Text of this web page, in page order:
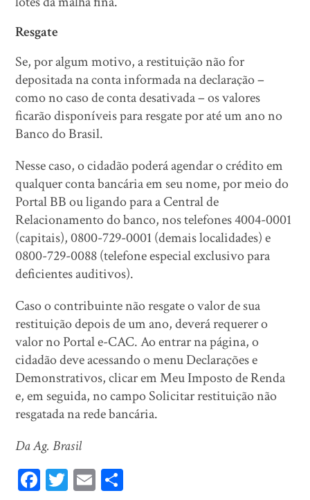
Resgate
Se, por algum motivo, a restituição não for
depositada na conta informada na declaração –
como no caso de conta desativada – os valores
ficarão disponíveis para resgate por até um ano no
Banco do Brasil.
Nesse caso, o cidadão poderá agendar o crédito em
qualquer conta bancária em seu nome, por meio do
Portal BB ou ligando para a Central de
Relacionamento do banco, nos telefones 4004-0001
(capitais), 0800-729-0001 (demais localidades) e
0800-729-0088 (telefone especial exclusivo para
deficientes auditivos).
Caso o contribuinte não resgate o valor de sua
restituição depois de um ano, deverá requerer o
valor no Portal e-CAC. Ao entrar na página, o
cidadão deve acessando o menu Declarações e
Demonstrativos, clicar em Meu Imposto de Renda
e, em seguida, no campo Solicitar restituição não
resgatada na rede bancária.
Da Ag. Brasil
Fa T E